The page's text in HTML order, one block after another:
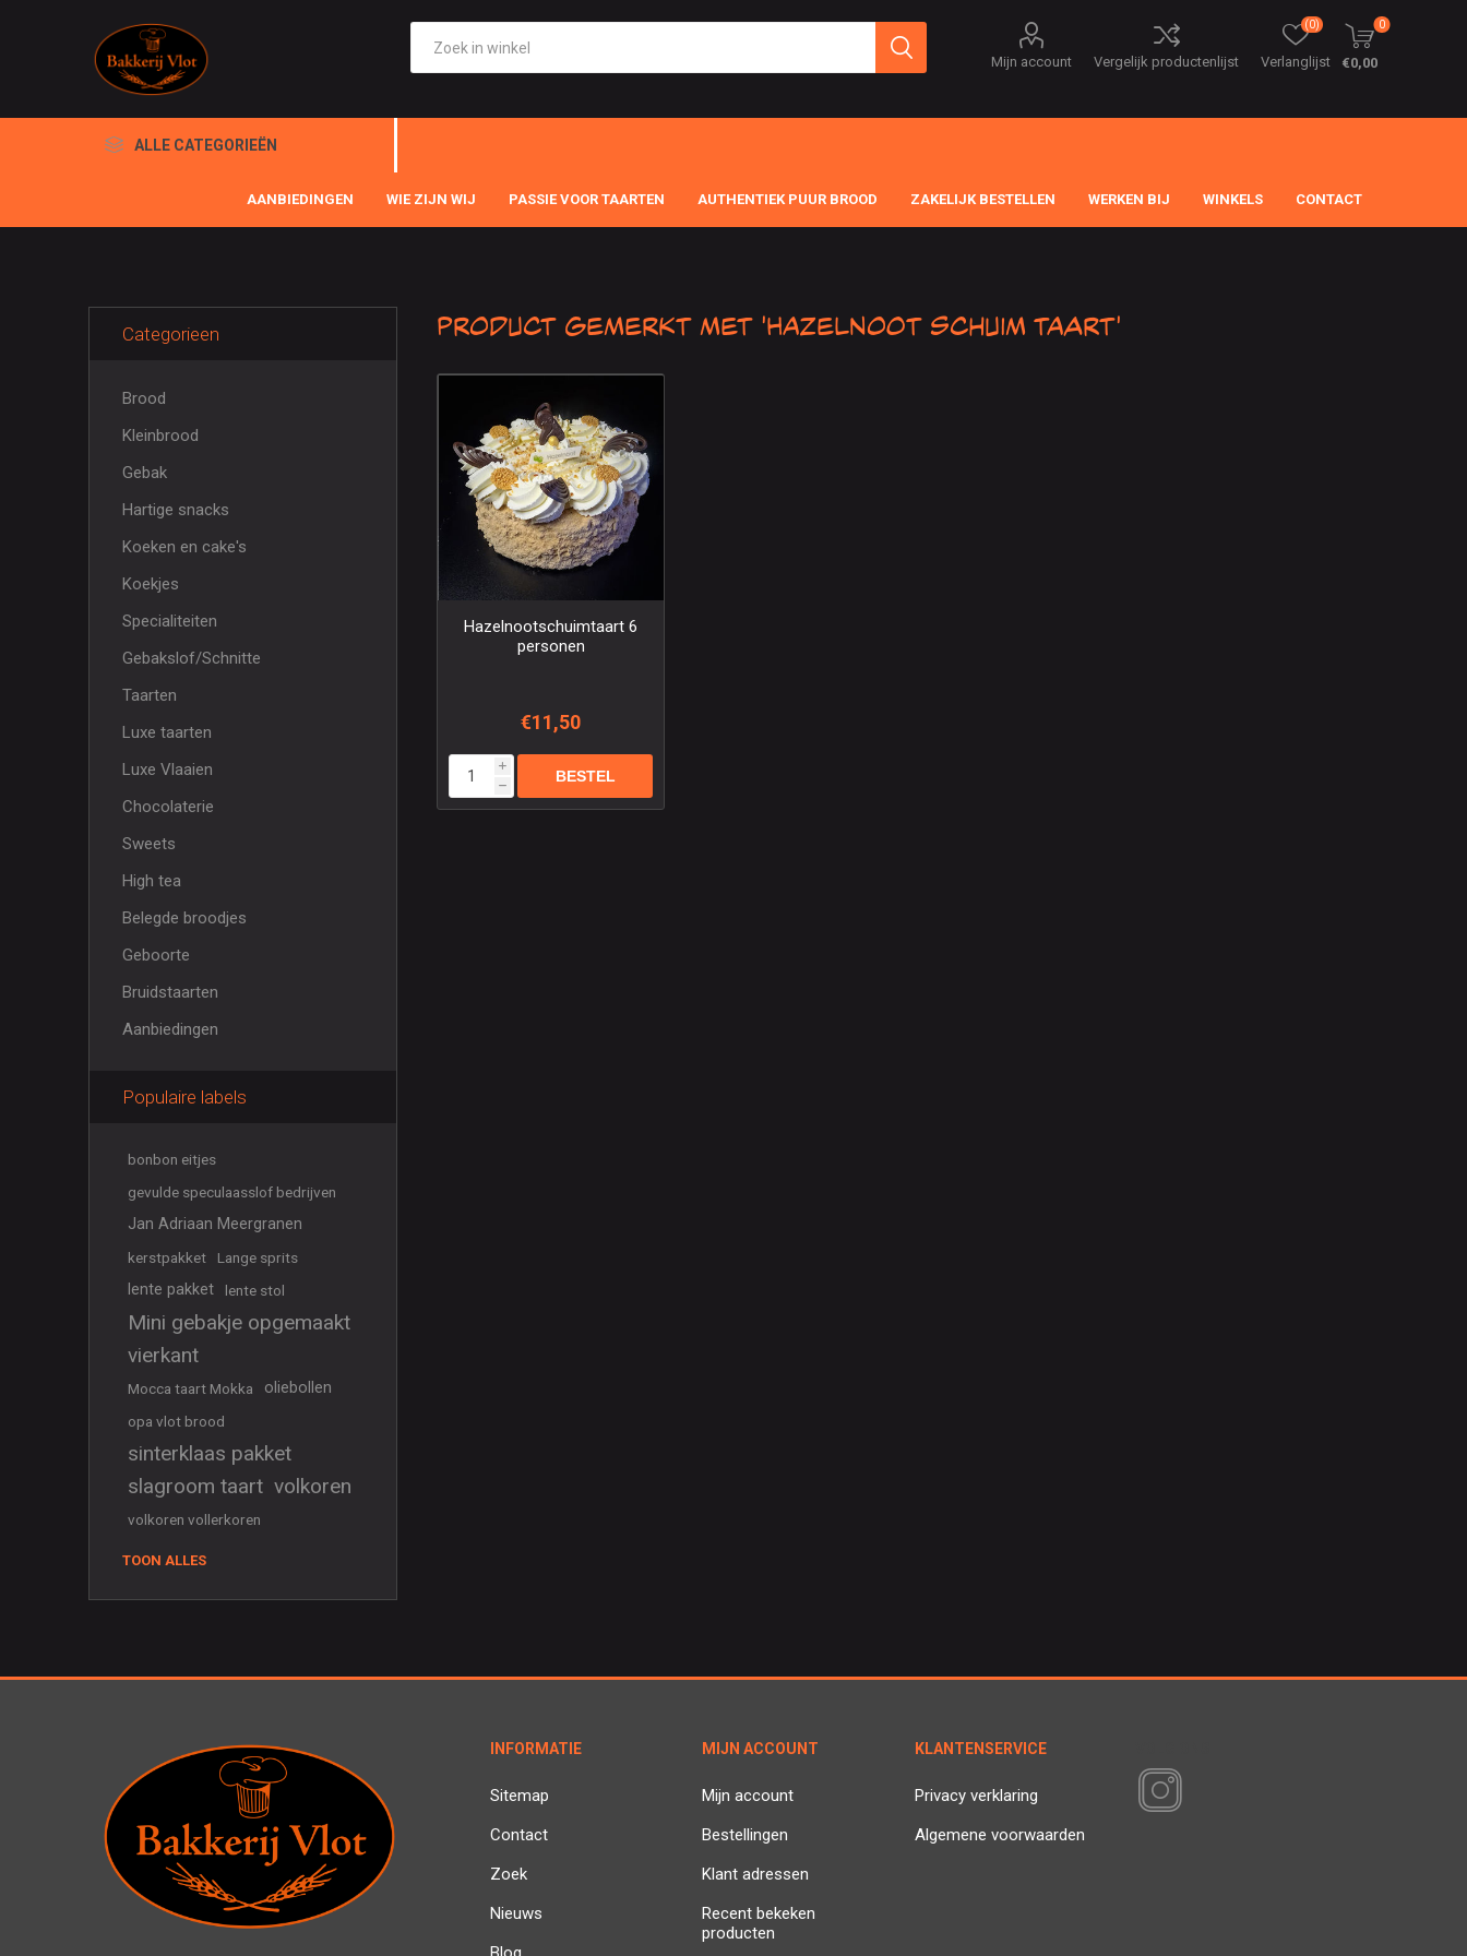
Mijn account Vergelijk productenlijst Verlanglijst
(0) 0
€0,00
ALLE CATEGORIEËN
AANBIEDINGEN WIE ZIJN WIJ PASSIE VOOR TAARTEN AUTHENTIEK PUUR BROOD ZAKELIJK BESTELLEN WERKEN BIJ WINKELS CONTACT
Product gemerkt met 'Hazelnoot schuim taart'
Hazelnootschuimtaart 6
personen
€11,50
i
h
Categorieen
Brood
Kleinbrood
Gebak
Hartige snacks
Koeken en cake's
Koekjes
Specialiteiten
Gebakslof/Schnitte
Taarten
Luxe taarten
Luxe Vlaaien
Chocolaterie
Sweets
High tea
Belegde broodjes
Geboorte
Bruidstaarten
Aanbiedingen
Populaire labels
bonbon eitjes
gevulde speculaasslof bedrijven
Jan Adriaan Meergranen
kerstpakket Lange sprits
lente pakket lente stol
Mini gebakje opgemaakt
vierkant
Mocca taart Mokka oliebollen
opa vlot brood
sinterklaas pakket
slagroom taart volkoren
volkoren vollerkoren
TOON ALLES
INFORMATIE
Sitemap
Contact
Zoek
Nieuws
MIJN ACCOUNT
Mijn account
Bestellingen
Klant adressen
Recent bekeken
producten
KLANTENSERVICE
Privacy verklaring
Algemene voorwaarden